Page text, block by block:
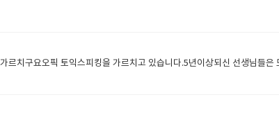
치구요오픽 토익스피킹을 가르치고 있습니다.5년이상되신 선생님들